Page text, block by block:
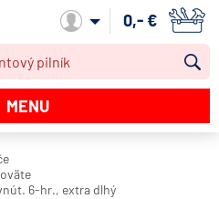
Môj účet
0,- €
MENU
6-hr., extra dlhý